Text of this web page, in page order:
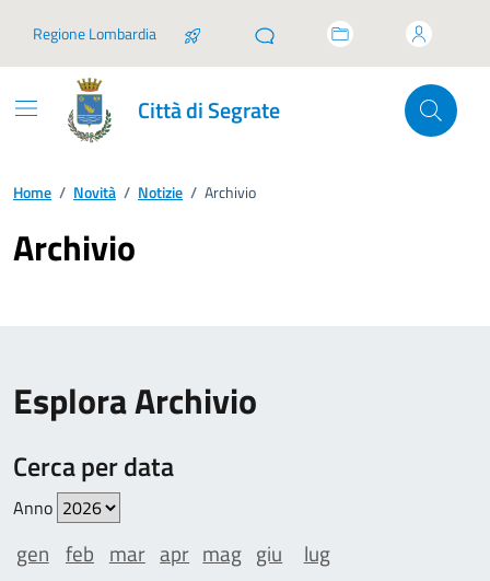
Regione Lombardia
Città di Segrate
Home / Novità / Notizie / Archivio
Archivio
Esplora Archivio
Cerca per data
Anno
gen feb mar apr mag giu lug